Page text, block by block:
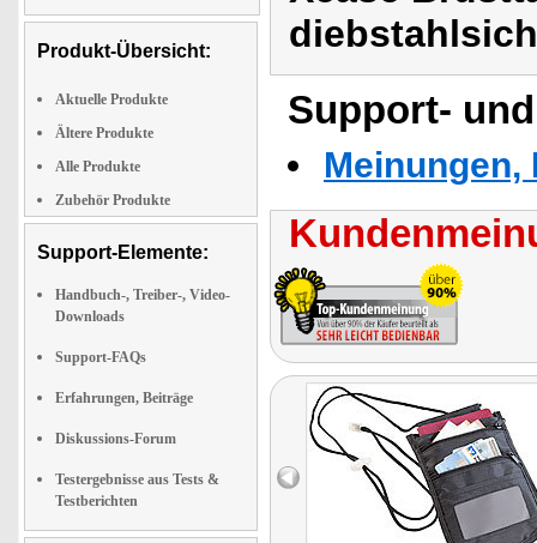
Produkt-Übersicht:
Aktuelle Produkte
Ältere Produkte
Alle Produkte
Zubehör Produkte
Support-Elemente:
Handbuch-, Treiber-, Video-
Downloads
Support-FAQs
Erfahrungen, Beiträge
Diskussions-Forum
Testergebnisse aus Tests &
Testberichten
Support-